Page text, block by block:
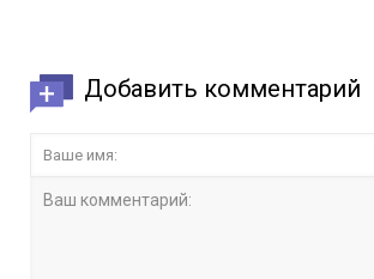
Добавить комментарий